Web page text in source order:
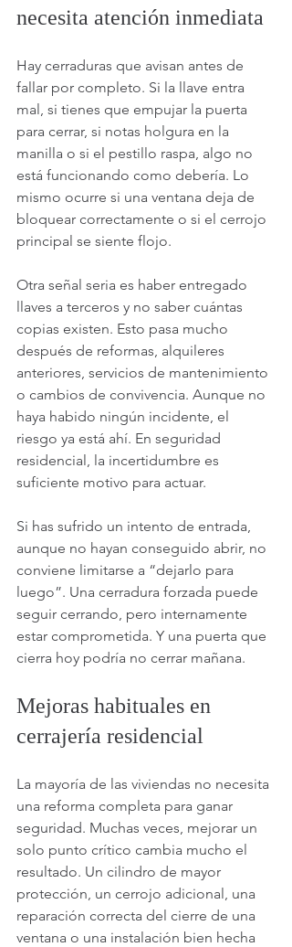
necesita atención inmediata
Hay cerraduras que avisan antes de
fallar por completo. Si la llave entra
mal, si tienes que empujar la puerta
para cerrar, si notas holgura en la
manilla o si el pestillo raspa, algo no
está funcionando como debería. Lo
mismo ocurre si una ventana deja de
bloquear correctamente o si el cerrojo
principal se siente flojo.
Otra señal seria es haber entregado
llaves a terceros y no saber cuántas
copias existen. Esto pasa mucho
después de reformas, alquileres
anteriores, servicios de mantenimiento
o cambios de convivencia. Aunque no
haya habido ningún incidente, el
riesgo ya está ahí. En seguridad
residencial, la incertidumbre es
suficiente motivo para actuar.
Si has sufrido un intento de entrada,
aunque no hayan conseguido abrir, no
conviene limitarse a “dejarlo para
luego”. Una cerradura forzada puede
seguir cerrando, pero internamente
estar comprometida. Y una puerta que
cierra hoy podría no cerrar mañana.
Mejoras habituales en
cerrajería residencial
La mayoría de las viviendas no necesita
una reforma completa para ganar
seguridad. Muchas veces, mejorar un
solo punto crítico cambia mucho el
resultado. Un cilindro de mayor
protección, un cerrojo adicional, una
reparación correcta del cierre de una
ventana o una instalación bien hecha